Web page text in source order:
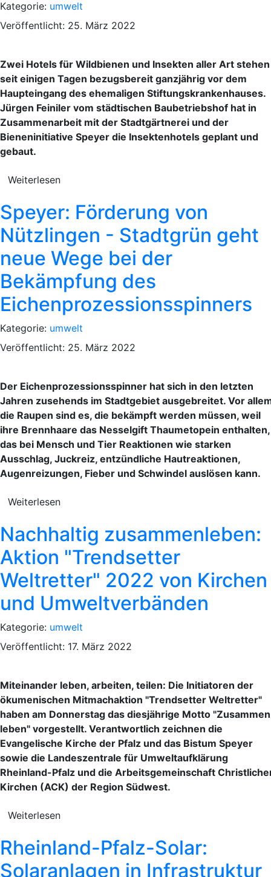
Kategorie: umwelt
Veröffentlicht: 25. März 2022
Zwei Hotels für Wildbienen und Insekten aller Art stehen
seit einigen Tagen bezugsbereit ganzjährig vor dem
Haupteingang des ehemaligen Stiftungskrankenhauses.
Jürgen Feiniler vom städtischen Baubetriebshof hat in
Zusammenarbeit mit der Stadtgärtnerei und der
Bieneninitiative Speyer die Insektenhotels geplant und
gebaut.
Weiterlesen
Speyer: Förderung von
Nützlingen - Stadtgrün geht
neue Wege bei der
Bekämpfung des
Eichenprozessionsspinners
Kategorie: umwelt
Veröffentlicht: 25. März 2022
Der Eichenprozessionsspinner hat sich in den letzten
Jahren zusehends im Stadtgebiet ausgebreitet. Vor
die Raupen sind es, die bekämpft werden müssen, weil
ihre Brennhaare das Nesselgift Thaumetopein enthalten,
das bei Mensch und Tier Reaktionen wie starken
Ausschlag, Juckreiz, entzündliche Hautreaktionen,
Augenreizungen, Fieber und Schwindel auslösen kann.
Weiterlesen
Nachhaltig zusammenleben:
Aktion "Trendsetter
Weltretter" 2022 von Kirchen
und Umweltverbänden
Kategorie: umwelt
Veröffentlicht: 17. März 2022
Miteinander leben, arbeiten, teilen: Die Initiatoren der
ökumenischen Mitmachaktion "Trendsetter Weltretter"
haben am Donnerstag das diesjährige Motto "Zusammen
leben" vorgestellt. Verantwortlich zeichnen die
Evangelische Kirche der Pfalz und das Bistum Speyer
sowie die Landeszentrale für Umweltaufklärung
Rheinland-Pfalz und die Arbeitsgemeinschaft
Kirchen (ACK) der Region Südwest.
Weiterlesen
Rheinland-Pfalz-Solar:
Solaranlagen in Infrastruktur